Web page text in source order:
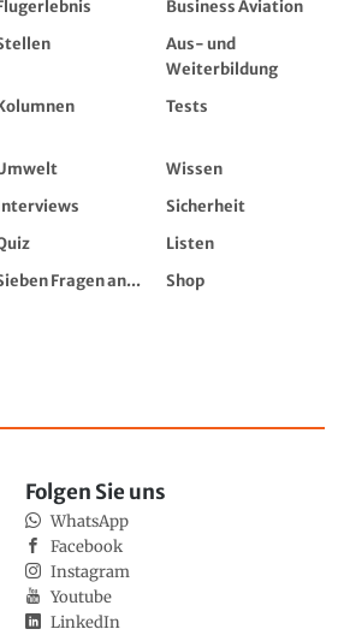
Business Aviation
Aus- und
Weiterbildung
Tests
Wissen
Sicherheit
Listen
Fragen an...
Shop
Folgen Sie uns
WhatsApp
Facebook
Instagram
Youtube
LinkedIn